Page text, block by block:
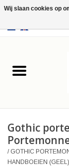
Leer
Merchandise
Retro Vintage
Gothic
/ GOTHIC
HANDBOEIEN (GEEL)
Wij slaan cookies op